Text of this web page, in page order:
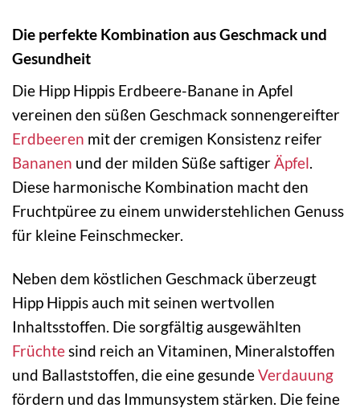
Die perfekte Kombination aus Geschmack und
Gesundheit
Die Hipp Hippis Erdbeere-Banane in Apfel
vereinen den süßen Geschmack sonnengereifter
Erdbeeren mit der cremigen Konsistenz reifer
Bananen und der milden Süße saftiger Äpfel
Diese harmonische Kombination macht den
Fruchtpüree zu einem unwiderstehlichen Genuss
für kleine Feinschmecker.
Neben dem köstlichen Geschmack überzeugt
Hipp Hippis auch mit seinen wertvollen
Inhaltsstoffen. Die sorgfältig ausgewählten
Früchtesind reich an Vitaminen, Mineralstoffen
und Ballaststoffen, die eine gesundeVerdauung
fördern und das Immunsystem stärken. Die feine